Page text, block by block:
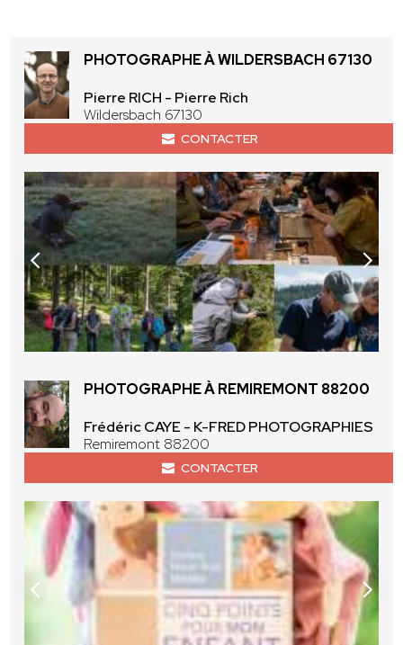
PHOTOGRAPHE À WILDERSBACH 67130
Pierre RICH - Pierre Rich
Wildersbach 67130
CONTACTER
PHOTOGRAPHE À REMIREMONT 88200
Frédéric CAYE - K-FRED PHOTOGRAPHIES
Remiremont 88200
CONTACTER